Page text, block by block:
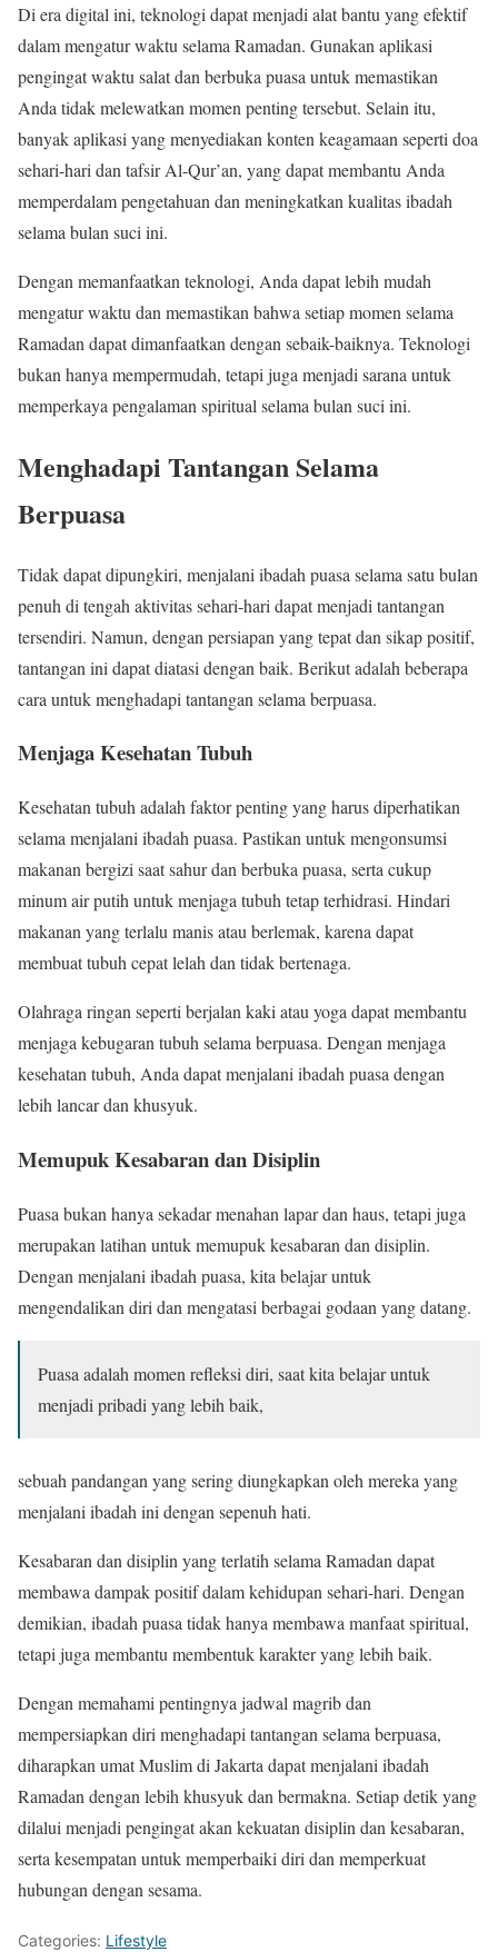
Di era digital ini, teknologi dapat menjadi alat bantu yang efektif
dalam mengatur waktu selama Ramadan. Gunakan aplikasi
pengingat waktu salat dan berbuka puasa untuk memastikan
Anda tidak melewatkan momen penting tersebut. Selain itu,
banyak aplikasi yang menyediakan konten keagamaan seperti doa
sehari-hari dan tafsir Al-Qur’an, yang dapat membantu Anda
memperdalam pengetahuan dan meningkatkan kualitas ibadah
selama bulan suci ini.
Dengan memanfaatkan teknologi, Anda dapat lebih mudah
mengatur waktu dan memastikan bahwa setiap momen selama
Ramadan dapat dimanfaatkan dengan sebaik-baiknya. Teknologi
bukan hanya mempermudah, tetapi juga menjadi sarana untuk
memperkaya pengalaman spiritual selama bulan suci ini.
Menghadapi Tantangan Selama
Berpuasa
Tidak dapat dipungkiri, menjalani ibadah puasa selama satu bulan
penuh di tengah aktivitas sehari-hari dapat menjadi tantangan
tersendiri. Namun, dengan persiapan yang tepat dan sikap positif,
tantangan ini dapat diatasi dengan baik. Berikut adalah beberapa
cara untuk menghadapi tantangan selama berpuasa.
Menjaga Kesehatan Tubuh
Kesehatan tubuh adalah faktor penting yang harus diperhatikan
selama menjalani ibadah puasa. Pastikan untuk mengonsumsi
makanan bergizi saat sahur dan berbuka puasa, serta cukup
minum air putih untuk menjaga tubuh tetap terhidrasi. Hindari
makanan yang terlalu manis atau berlemak, karena dapat
membuat tubuh cepat lelah dan tidak bertenaga.
Olahraga ringan seperti berjalan kaki atau yoga dapat membantu
menjaga kebugaran tubuh selama berpuasa. Dengan menjaga
kesehatan tubuh, Anda dapat menjalani ibadah puasa dengan
lebih lancar dan khusyuk.
Memupuk Kesabaran dan Disiplin
Puasa bukan hanya sekadar menahan lapar dan haus, tetapi juga
merupakan latihan untuk memupuk kesabaran dan disiplin.
Dengan menjalani ibadah puasa, kita belajar untuk
mengendalikan diri dan mengatasi berbagai godaan yang datang.
Puasa adalah momen refleksi diri, saat kita belajar untuk
menjadi pribadi yang lebih baik,
sebuah pandangan yang sering diungkapkan oleh mereka yang
menjalani ibadah ini dengan sepenuh hati.
Kesabaran dan disiplin yang terlatih selama Ramadan dapat
membawa dampak positif dalam kehidupan sehari-hari. Dengan
demikian, ibadah puasa tidak hanya membawa manfaat spiritual,
tetapi juga membantu membentuk karakter yang lebih baik.
Dengan memahami pentingnya jadwal magrib dan
mempersiapkan diri menghadapi tantangan selama berpuasa,
diharapkan umat Muslim di Jakarta dapat menjalani ibadah
Ramadan dengan lebih khusyuk dan bermakna. Setiap detik yang
dilalui menjadi pengingat akan kekuatan disiplin dan kesabaran,
serta kesempatan untuk memperbaiki diri dan memperkuat
hubungan dengan sesama.
Categories: Lifestyle